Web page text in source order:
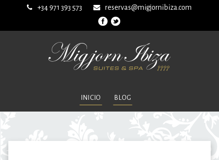
+34 971 393 573 reservas@migjornibiza.com
INICIO BLOG